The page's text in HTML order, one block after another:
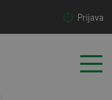
Prijava